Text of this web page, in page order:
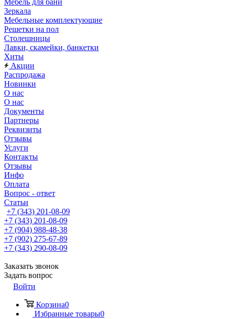
Мебель для бани
Зеркала
Мебельные комплектующие
Решетки на пол
Столешницы
Лавки, скамейки, банкетки
Хиты
Акции
Распродажа
Новинки
О нас
О нас
Документы
Партнеры
Реквизиты
Отзывы
Услуги
Контакты
Отзывы
Инфо
Оплата
Вопрос - ответ
Статьи
+7 (343) 201-08-09
+7 (343) 201-08-09
+7 (904) 988-48-38
+7 (902) 275-67-89
+7 (343) 290-08-09
Заказать звонок
Задать вопрос
Войти
Корзина0
Избранные товары0